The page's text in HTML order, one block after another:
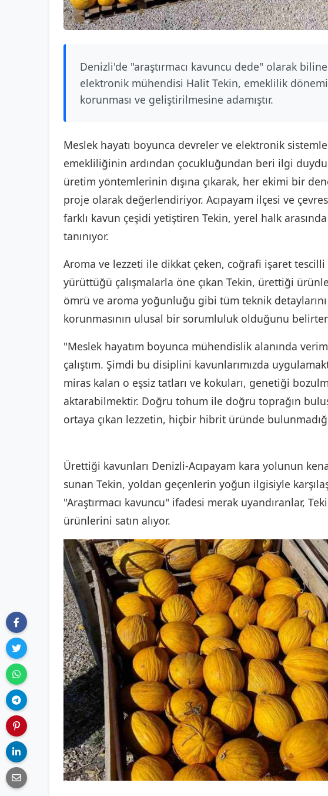
Denizli'de "araştırmacı kavuncu dede" olarak
elektronik mühendisi Halit Tekin, emeklilik
korunması ve geliştirilmesine adamıştır.
Meslek hayatı boyunca devreler ve elektronik
emekliliğinin ardından çocukluğundan beri ilgi
üretim yöntemlerinin dışına çıkarak, her ekimi bir
proje olarak değerlendiriyor. Acıpayam ilçesi ve
farklı kavun çeşidi yetiştiren Tekin, yerel halk
tanınıyor.
Aroma ve lezzeti ile dikkat çeken, coğrafi işaret tescilli
yürüttüğü çalışmalarla öne çıkan Tekin, ürettiği
ömrü ve aroma yoğunluğu gibi tüm teknik
korunmasının ulusal bir sorumluluk olduğunu
"Meslek hayatım boyunca mühendislik alanında
çalıştım. Şimdi bu disiplini kavunlarımızda
miras kalan o eşsiz tatları ve kokuları, genetiği
aktarabilmektir. Doğru tohum ile doğru toprağın
ortaya çıkan lezzetin, hiçbir hibrit üründe
Ürettiği kavunları Denizli-Acıpayam kara yolunun
sunan Tekin, yoldan geçenlerin yoğun ilgisiyle
"Araştırmacı kavuncu" ifadesi merak uyandıranlar,
ürünlerini satın alıyor.